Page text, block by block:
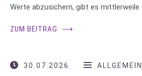
Werte abzusichern, gibt es mittlerweile
ZUM BEITRAG ⟶
30.07.2026 ALLGEMEIN